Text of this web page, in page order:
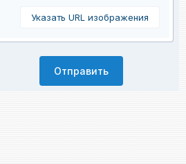
Указать URL изображения
Отправить